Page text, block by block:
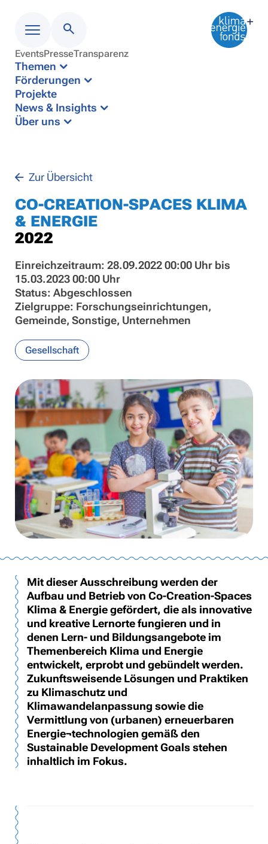
Menü
EventsPresseTransparenz
Themen
Förderungen
Projekte
News & Insights
Über uns
Zur Übersicht
CO-CREATION-SPACES KLIMA
& ENERGIE
2022
Einreichzeitraum: 28.09.2022 00:00 Uhr bis
15.03.2023 00:00 Uhr
Status: Abgeschlossen
Zielgruppe: Forschungseinrichtungen,
Gemeinde, Sonstige, Unternehmen
Gesellschaft
Mit dieser Ausschreibung werden der
Aufbau und Betrieb von Co-Creation-Spaces
Klima & Energie gefördert, die als innovative
und kreative Lernorte fungieren und in
denen Lern- und Bildungsangebote im
Themenbereich Klima und Energie
entwickelt, erprobt und gebündelt werden.
Zukunftsweisende Lösungen und Praktiken
zu Klimaschutz und
Klimawandelanpassung sowie die
Vermittlung von (urbanen) erneuerbaren
Energie¬technologien gemäß den
Sustainable Development Goals stehen
inhaltlich im Fokus.